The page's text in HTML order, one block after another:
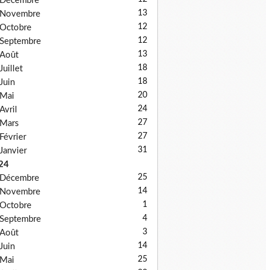
Novembre 13
Octobre 12
Septembre 12
Août 13
Juillet 18
Juin 18
Mai 20
Avril 24
Mars 27
Février 27
Janvier 31
Décembre
25
Novembre 14
Octobre 1
Septembre 4
Août 3
Juin 14
Mai 25